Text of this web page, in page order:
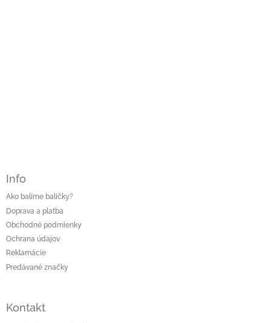
Info
Ako balíme balíčky?
Doprava a platba
Obchodné podmienky
Ochrana údajov
Reklamácie
Predávané značky
Kontakt